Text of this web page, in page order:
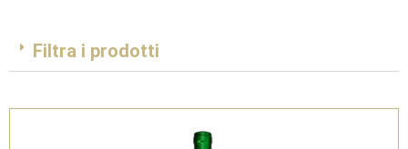
Filtra i prodotti